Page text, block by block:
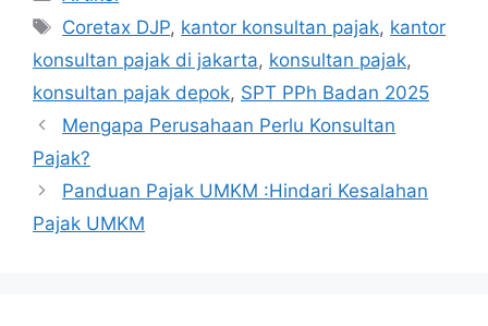
Tags
Coretax DJP, kantor konsultan pajak, kantor
konsultan pajak di jakarta, konsultan pajak,
konsultan pajak depok, SPT PPh Badan 2025
Mengapa Perusahaan Perlu Konsultan
Pajak?
Panduan Pajak UMKM :Hindari Kesalahan
Pajak UMKM